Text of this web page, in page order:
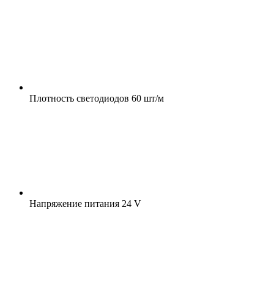
Плотность светодиодов 60 шт/м
Напряжение питания 24 V